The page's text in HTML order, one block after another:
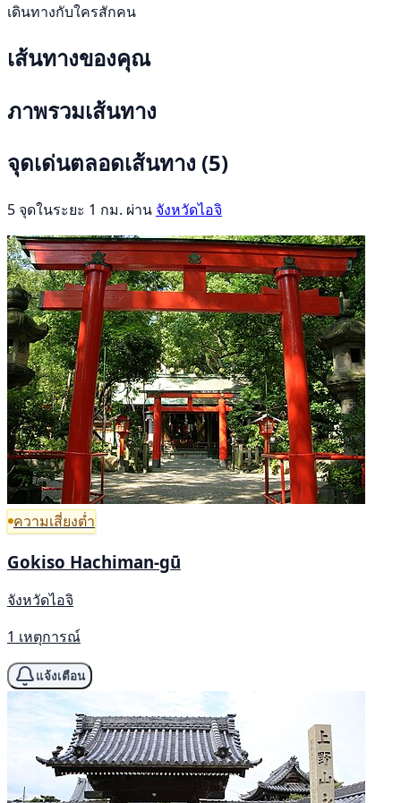
เดินทางกับใครสักคน
เส้นทางของคุณ
ภาพรวมเส้นทาง
จุดเด่นตลอดเส้นทาง (5)
5 จุดในระยะ 1 กม. ผ่าน จังหวัดไอจิ
ความเสี่ยงต่ำ
Gokiso Hachiman-gū
จังหวัดไอจิ
1 เหตุการณ์
แจ้งเตือน